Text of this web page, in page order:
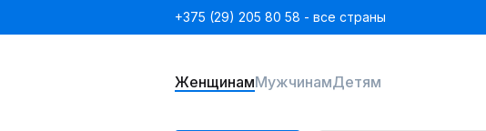
+375 (29) 205 80 58 - все страны
ЖенщинамМужчинамДетям